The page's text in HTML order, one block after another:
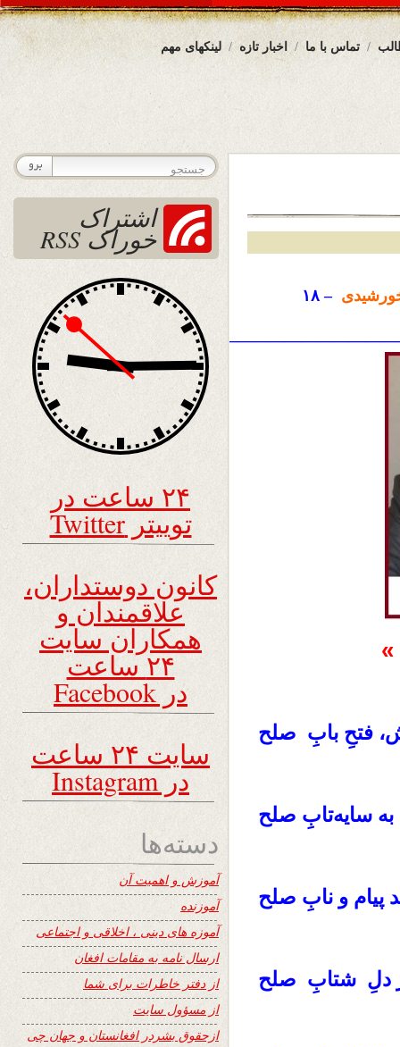
لینکهای مهم اخبار تازه تماس با ما
– ۱۸
»
فتحِ بابِ صلح
به سایه‌تابِ صلح
پیام و نابِ صلح
دلِ شتابِ صلح
اشتراک
خوراک RSS
۲۴ ساعت در
توییتر Twitter
کانون دوستداران،
علاقمندان و
همکاران سایت
۲۴ ساعت
در Facebook
سایت ۲۴ ساعت
در Instagram
دسته‌ها
آموزش و اهمیت آن
آموزنده
آموزه های دینی ، اخلاقی و اجتماعی
ارسال نامه به مقامات افغان
از دفتر خاطرات برای شما
از مسؤول سایت
ازحقوق بشردر افغانستان و جهان چی